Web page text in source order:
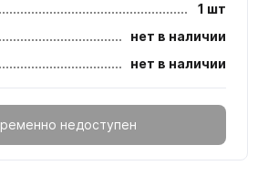
1 шт
нет в наличии
нет в наличии
недоступен